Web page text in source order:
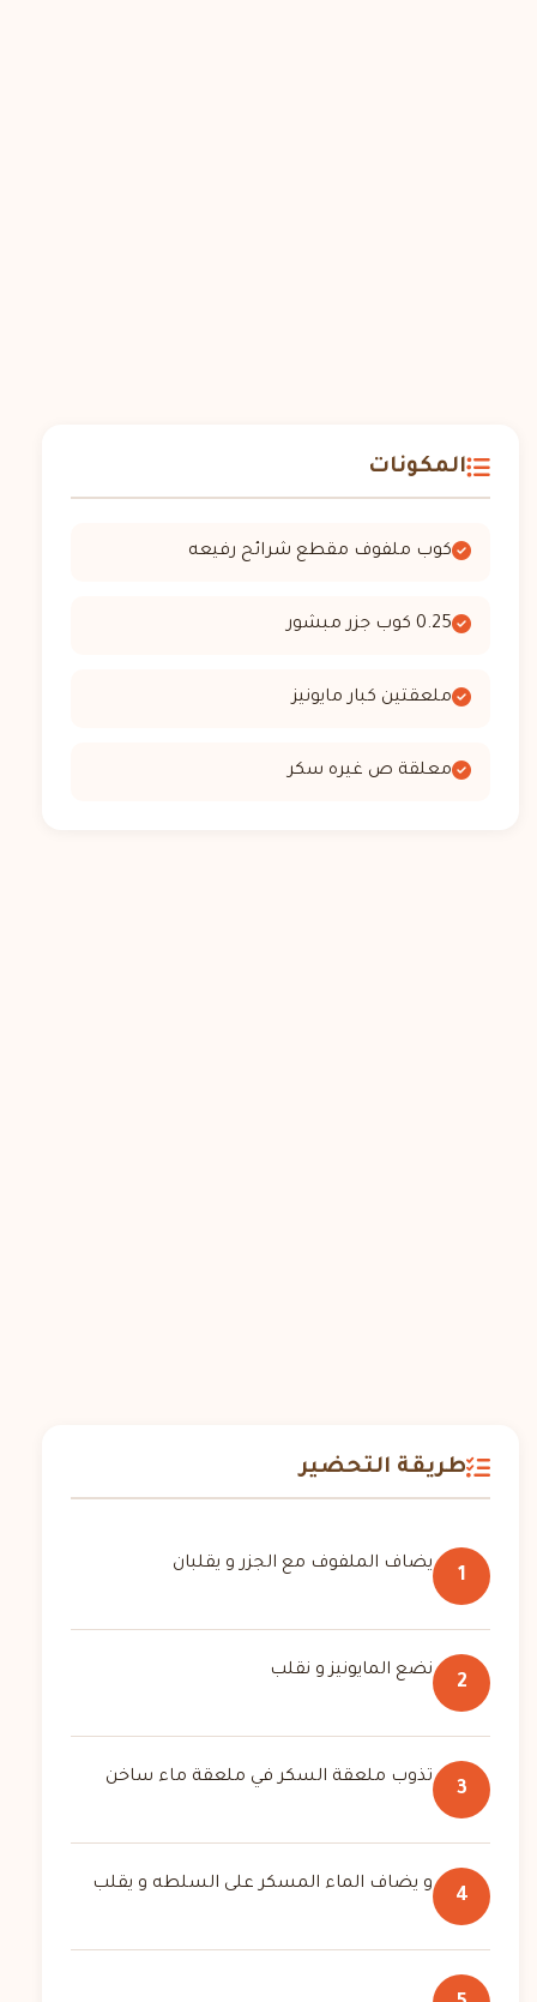
المكونات
كوب ملفوف مقطع شرائح رفيعه
0.25 كوب جزر مبشور
ملعقتين كبار مايونيز
معلقة ص غيره سكر
طريقة التحضير
1
يضاف الملفوف مع الجزر و يقلبان
2
نضع المايونيز و نقلب
3
تذوب ملعقة السكر في ملعقة ماء ساخن
4
و يضاف الماء المسكر على السلطه و يقلب